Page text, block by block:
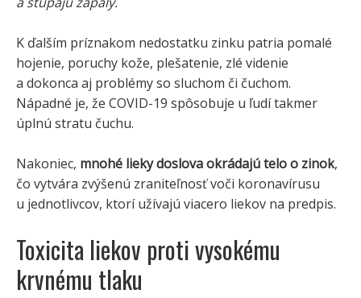
K ďalším príznakom nedostatku zinku patria pomalé
hojenie, poruchy kože, plešatenie, zlé videnie
a dokonca aj problémy so sluchom či čuchom.
Nápadné je, že COVID-19 spôsobuje u ľudí takmer
úplnú stratu čuchu.
Nakoniec, mnohé lieky doslova okrádajú telo o zinok,
čo vytvára zvýšenú zraniteľnosť voči koronavírusu
u jednotlivcov, ktorí užívajú viacero liekov na predpis.
Toxicita liekov proti vysokému
krvnému tlaku